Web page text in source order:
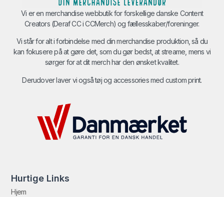
Vi er en merchandise webbutik for forskellige danske Content
Creators (Deraf CC i CCMerch) og fællesskaber/foreninger.
Vi står for alt i forbindelse med din merchandise produktion, så du
kan fokusere på at gøre det, som du gør bedst, at streame, mens vi
sørger for at dit merch har den ønsket kvalitet.
Derudover laver vi også tøj og accessories med custom print.
Hurtige Links
Hjem